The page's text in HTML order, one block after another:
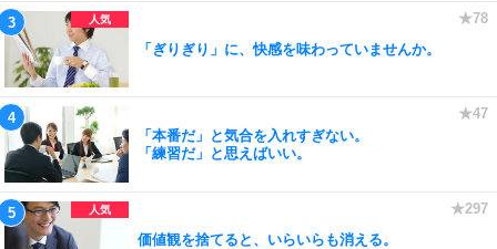
「ぎりぎり」に、快感を味わっていませんか。
「本番だ」と気合を入れすぎない。
「練習だ」と思えばいい。
価値観を捨てると、いらいらも消える。